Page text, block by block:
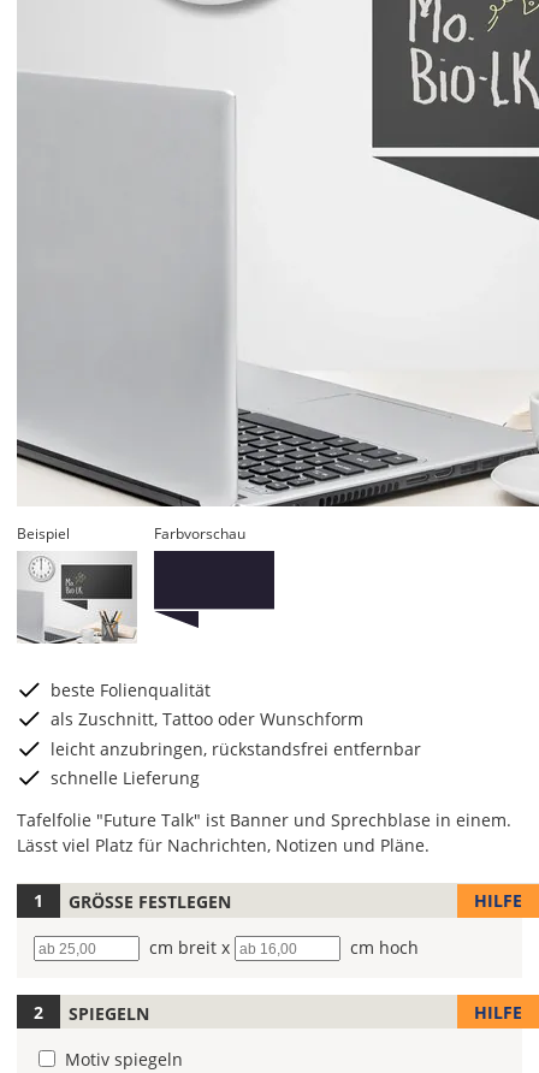
Beispiel Farbvorschau
beste Folienqualität
als Zuschnitt, Tattoo oder Wunschform
leicht anzubringen, rückstandsfrei entfernbar
schnelle Lieferung
Tafelfolie "Future Talk" ist Banner und Sprechblase in einem.
Lässt viel Platz für Nachrichten, Notizen und Pläne.
Wähle
Farbe
Deine
Tafelfolie
aus.
GRÖSSE FESTLEGEN HILFE
Breite cm breit x Höhe cm hoch
SPIEGELN HILFE
Motiv spiegeln